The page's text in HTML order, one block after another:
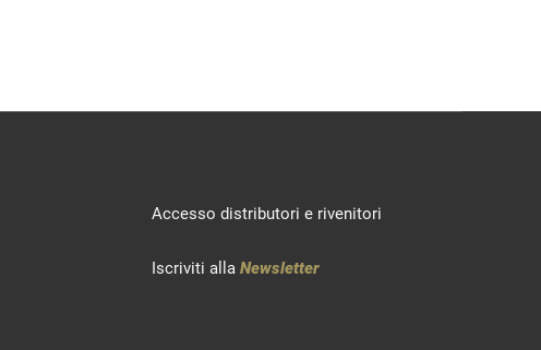
Accesso distributori e rivenitori
Iscriviti alla Newsletter